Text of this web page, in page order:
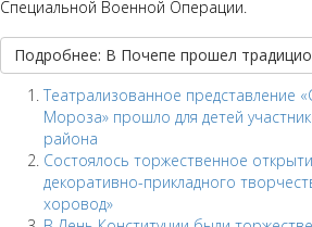
Специальной Военной Операции.
Подробнее: В Почепе прошел
Театрализованное представление
Мороза» прошло для детей
района
Состоялось торжественное
декоративно-прикладного
хоровод»